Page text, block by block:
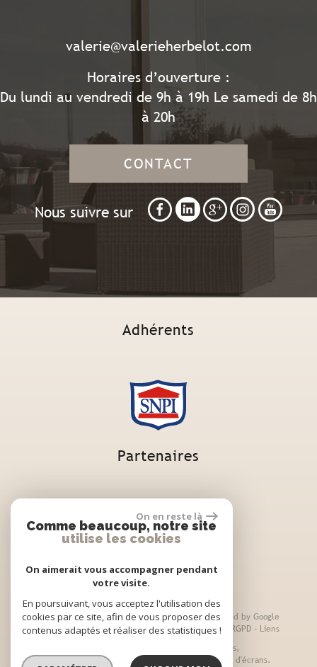
valerie@valerieherbelot.com
Horaires d’ouverture :
Du lundi au vendredi de 9h à 19h Le samedi de 8h
à 20h
CONTACT
Nous suivre sur
Adhérents
Partenaires
© 2026 | Tous droits réservés | Traduction powered by Google
Plan du site-Mentions légales- Nos honoraires RGPD - Liens
Site internet compatible multi-supports,
un seul site adaptable à tous les types d'écrans.
On en reste là
Comme beaucoup, notre site
utilise les cookies
On aimerait vous accompagner pendant
votre visite.
En poursuivant, vous acceptez l'utilisation des
cookies par ce site, afin de vous proposer des
contenus adaptés et réaliser des statistiques !